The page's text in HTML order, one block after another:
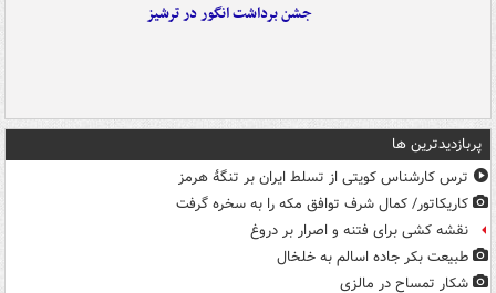
جشن برداشت انگور در ترشیز
پربازدیدترین ها
ترس کارشناس کویتی از تسلط ایران بر تنگۀ هرمز
کاریکاتور/ کمال شرف توافق مکه را به سخره گرفت
نقشه کشی برای فتنه و اصرار بر دروغ
طبیعت بکر جاده اسالم به خلخال
شکار تمساح در مالزی